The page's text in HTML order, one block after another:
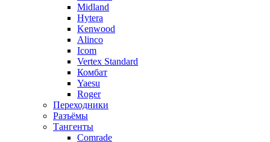
Midland
Hytera
Kenwood
Alinco
Icom
Vertex Standard
Комбат
Yaesu
Roger
Переходники
Разъёмы
Тангенты
Comrade